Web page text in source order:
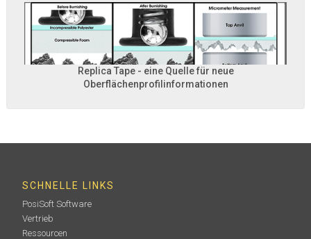
Replica Tape - eine Quelle für neue
Oberflächenprofilinformationen
SCHNELLE LINKS
PosiSoft Software
Vertrieb
Ressourcen